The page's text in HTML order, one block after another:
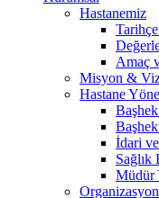
Hastanemiz
Amaç
Misyon &
Hastane
İdari
Sağlık
Müdür
Organizasyon